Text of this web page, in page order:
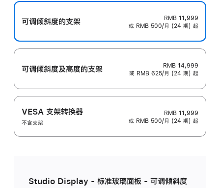
可调倾斜度的支架
RMB 11,999
或 RMB 500/月 (24 期) 起
可调倾斜度及高‍度的支‍架
RMB 14,999
或 RMB 625/月 (24 期) 起
VESA 支架转换器
不含支架
RMB 11,999
或 RMB 500/月 (24 期) 起
Studio Display - 标准玻璃面板 - 可调倾斜度